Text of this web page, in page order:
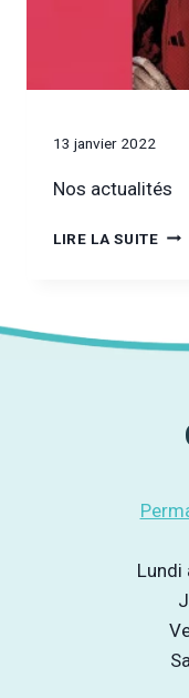
13 janvier 2022
Nos actualités
LIRE LA SUITE
Lundi